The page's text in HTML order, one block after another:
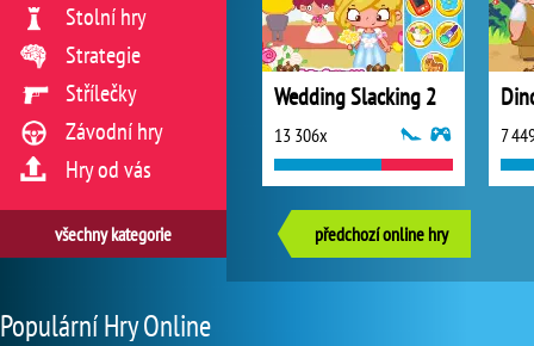
Wedding Slacking 2
13 306x 7
předchozí online hry
Stolní hry
Strategie
Střílečky
Závodní hry
Hry od vás
všechny kategorie
Populární Hry Online